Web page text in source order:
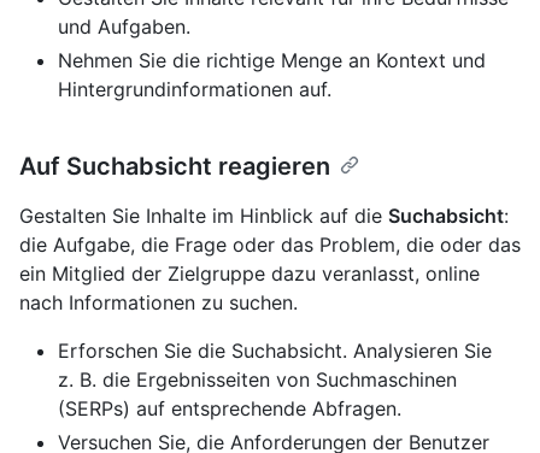
und Aufgaben.
Nehmen Sie die richtige Menge an Kontext und
Hintergrundinformationen auf.
Auf Suchabsicht reagieren
Gestalten Sie Inhalte im Hinblick auf die Suchabsicht:
die Aufgabe, die Frage oder das Problem, die oder das
ein Mitglied der Zielgruppe dazu veranlasst, online
nach Informationen zu suchen.
Erforschen Sie die Suchabsicht. Analysieren Sie
z. B. die Ergebnisseiten von Suchmaschinen
(SERPs) auf entsprechende Abfragen.
Versuchen Sie, die Anforderungen der Benutzer